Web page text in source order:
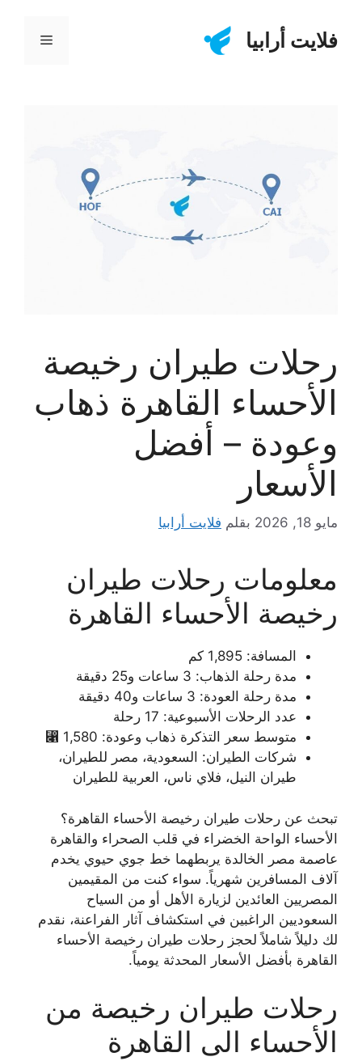
المحتوىفلايت أرابيا القائمة
رحلات طيران رخيصة
الأحساء القاهرة ذهاب
وعودة – أفضل
الأسعار
مايو 18, 2026 بقلم فلايت أرابيا
معلومات رحلات طيران
رخيصة الأحساء القاهرة
المسافة: 1,895 كم
مدة رحلة الذهاب: 3 ساعات و25 دقيقة
مدة رحلة العودة: 3 ساعات و40 دقيقة
عدد الرحلات الأسبوعية: 17 رحلة
متوسط سعر التذكرة ذهاب وعودة: 1,580 ⃁
شركات الطيران: السعودية، مصر للطيران،
طيران النيل، فلاي ناس، العربية للطيران
تبحث عن رحلات طيران رخيصة الأحساء القاهرة؟
الأحساء الواحة الخضراء في قلب الصحراء والقاهرة
عاصمة مصر الخالدة يربطهما خط جوي حيوي يخدم
آلاف المسافرين شهرياً. سواء كنت من المقيمين
المصريين العائدين لزيارة الأهل أو من السياح
السعوديين الراغبين في استكشاف آثار الفراعنة، نقدم
لك دليلاً شاملاً لحجز رحلات طيران رخيصة الأحساء
القاهرة بأفضل الأسعار المحدثة يومياً.
رحلات طيران رخيصة من
الأحساء الى القاهرة